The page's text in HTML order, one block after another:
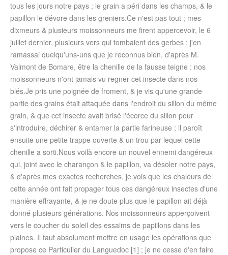
tous les jours notre pays ; le grain a péri dans les champs, & le
papillon le dévore dans les greniers.Ce n'est pas tout ; mes
dixmeurs & plusieurs moissonneurs me firent appercevoir, le 6
juillet dernier, plusieurs vers qui tombaient des gerbes ; j'en
ramassai quelqu'uns-uns que je reconnus bien, d'après M.
Valmont de Bomare, être la chenille de la fausse teigne : nos
moissonneurs n'ont jamais vu regner cet insecte dans nos
blés.Je pris une poignée de froment, & je vis qu'une grande
partie des grains était attaquée dans l'endroit du sillon du même
grain, & que cet insecte avait brisé l'écorce du sillon pour
s'introduire, déchirer & entamer la partie farineuse ; il paroît
ensuite une petite trappe ouverte & un trou par lequel cette
chenille a sorti.Nous voilà encore un nouvel ennemi dangéreux
qui, joint avec le charançon & le papillon, va désoler notre pays,
& d'après mes exactes recherches, je vois que les chaleurs de
cette année ont fait propager tous ces dangéreux insectes d'une
manière effrayante, & je ne doute plus que le papillon ait déjà
donné plusieurs générations. Nos moissonneurs apperçoivent
vers le coucher du soleil des essaims de papillons dans les
plaines. Il faut absolument mettre en usage les opérations que
propose ce Particulier du Languedoc [1] ; je ne cesse d'en faire